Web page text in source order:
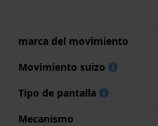
marca del movimiento
Movimiento suizo
Tipo de pantalla
Mecanismo